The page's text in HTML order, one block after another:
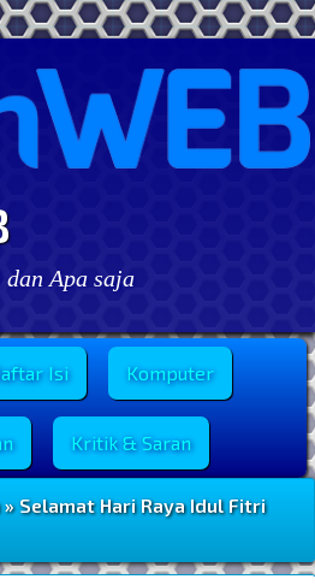
Apa saja
Isi Komputer
Kritik & Saran
» Selamat Hari Raya Idul Fitri